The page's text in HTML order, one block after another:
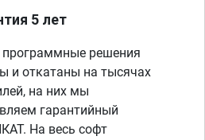
5 лет
решения
и откатаны на тысячах
на них мы
гарантийный
На весь софт